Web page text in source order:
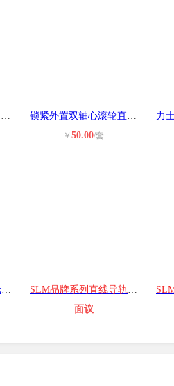
沈阳直线导轨SSR-SHS-HSR-NSR-SVS-HC 锁紧外置双轴心滚轮直线导轨LGD 6 8
￥50.00/套
ATEC PV15 ATEC 滚轮、轴承导轨 厦
SLM品牌系列直线导轨SMH55A高静音高
面议